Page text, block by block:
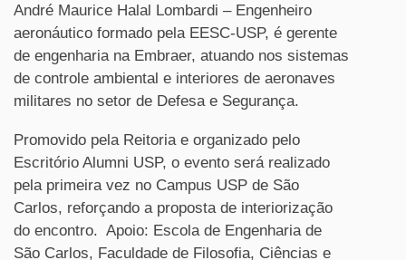
André Maurice Halal Lombardi – Engenheiro
aeronáutico formado pela EESC-USP, é gerente
de engenharia na Embraer, atuando nos sistemas
de controle ambiental e interiores de aeronaves
militares no setor de Defesa e Segurança.
Promovido pela Reitoria e organizado pelo
Escritório Alumni USP, o evento será realizado
pela primeira vez no Campus USP de São
Carlos, reforçando a proposta de interiorização
do encontro. Apoio: Escola de Engenharia de
São Carlos, Faculdade de Filosofia, Ciências e